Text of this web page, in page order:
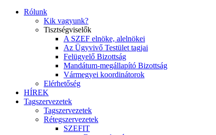
Rólunk
Kik vagyunk?
Tisztségviselők
A SZEF elnöke, alelnökei
Az Ügyvivő Testület tagjai
Felügyelő Bizottság
Mandátum-megállapító Bizottság
Vármegyei koordinátorok
Elérhetőség
HÍREK
Tagszervezetek
Tagszervezetek
Rétegszervezetek
SZEFIT